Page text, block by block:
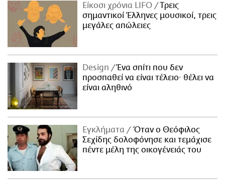
Είκοσι χρόνια LIFO
Tρεις
σημαντικοί Έλληνες μουσικοί, τρεις
μεγάλες απώλειες
Design
Ένα σπίτι που δεν
προσπαθεί να είναι τέλειο· θέλει να
είναι αληθινό
Εγκλήματα
Όταν ο Θεόφιλος
Σεχίδης δολοφόνησε και τεμάχισε
πέντε μέλη της οικογένειάς του